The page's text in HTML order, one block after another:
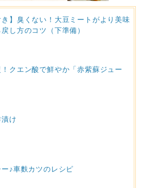
き】臭くない！大豆ミートがより美味
し方のコツ（下準備）
クエン酸で鮮やか「赤紫蘇ジュー
け
♪車麩カツのレシピ